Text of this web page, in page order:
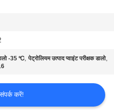
-35 ℃,पेट्रोलियम उत्पाद प्वाइंट परीक्षक डालो,
करें!